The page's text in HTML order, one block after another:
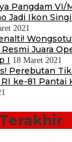
Pangdam
Jadi Ikon
2021
Resmi Juara
I 18 Maret 2021
Perebutan
ke-81